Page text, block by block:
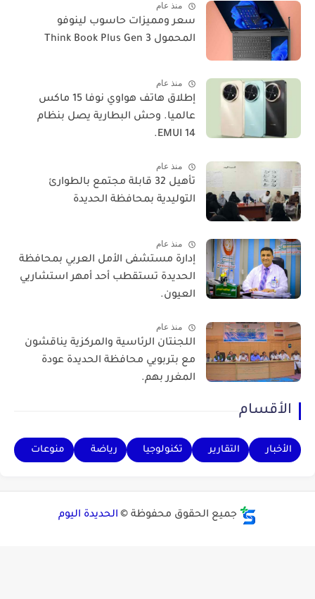
منذ عام
سعر ومميزات حاسوب لينوفو
المحمول Think Book Plus Gen 3
منذ عام
​إطلاق هاتف هواوي نوفا 15 ماكس
عالميا. وحش البطارية يصل بنظام
EMUI 14.
منذ عام
تأهيل 32 قابلة مجتمع بالطوارئ
التوليدية بمحافظة الحديدة
منذ عام
إدارة مستشفى الأمل العربي بمحافظة
الحديدة تستقطب أحد أمهر استشاريي
العيون.
منذ عام
اللجنتان الرئاسية والمركزية يناقشون
مع بتربويي محافظة الحديدة عودة
المغرر بهم.
الأقسام
الأخبار التقارير تكنولوجيا رياضة منوعات
جميع الحقوق محفوظة © الحديدة اليوم